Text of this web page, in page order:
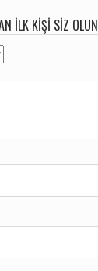
ILK KIŞI SIZ OLUN